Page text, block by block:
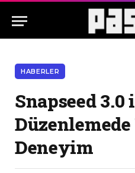
HABERLER
Snapseed
Deneyim